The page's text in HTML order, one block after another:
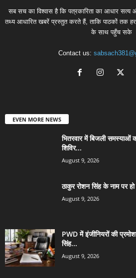
सब सच का विश्वास है कि पत्रकारिता का आधार सत्य
तथ्य आधारित खबरें प्रस्तुत करते हैं, ताकि पाठकों तक हर
के साथ पहुँच सके
Contact us:
EVEN MORE NEWS
भितरवार में बिजली समस्याओं
शिविर...
August 9, 2026
ठाकुर रोशन सिंह के नाम पर
August 9, 2026
PWD में इंजीनियरों की
सिंह...
August 9, 2026